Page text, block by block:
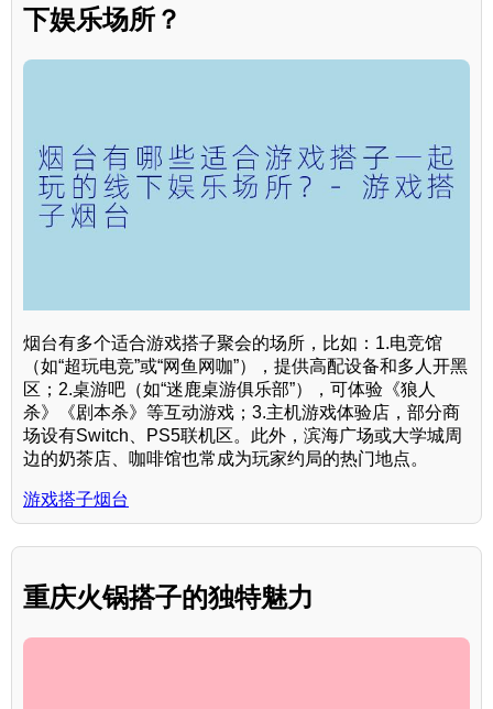
下娱乐场所？
烟台有多个适合游戏搭子聚会的场所，比如：1.电竞馆
（如“超玩电竞”或“网鱼网咖”），提供高配设备和多人开黑
区；2.桌游吧（如“迷鹿桌游俱乐部”），可体验《狼人
杀》《剧本杀》等互动游戏；3.主机游戏体验店，部分商
场设有Switch、PS5联机区。此外，滨海广场或大学城周
边的奶茶店、咖啡馆也常成为玩家约局的热门地点。
游戏搭子烟台
重庆火锅搭子的独特魅力